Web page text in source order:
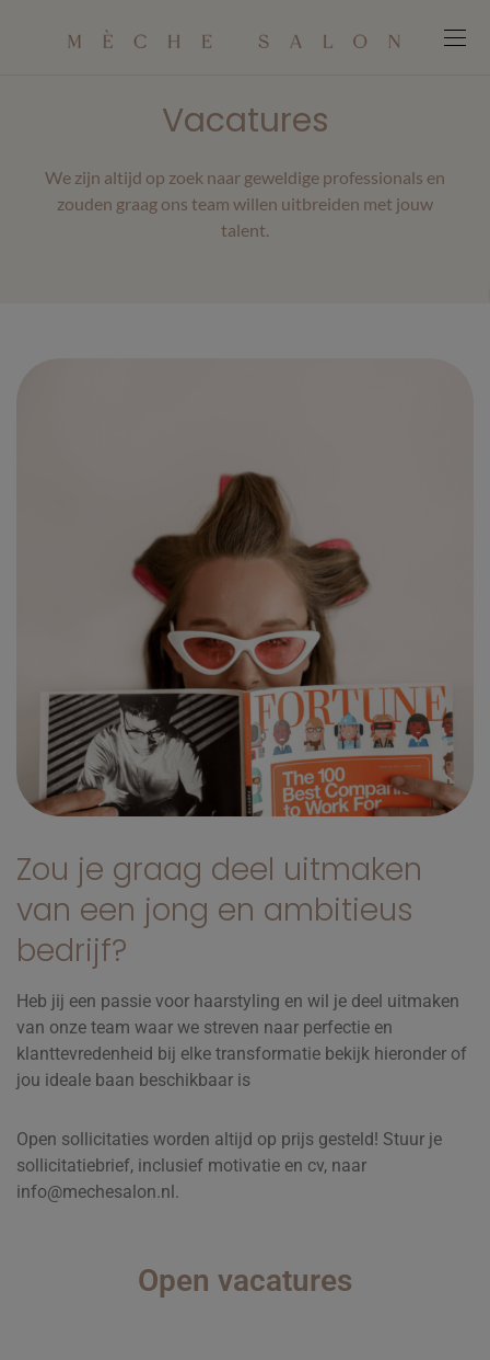
Vacatures
We zijn altijd op zoek naar geweldige professionals en
zouden graag ons team willen uitbreiden met jouw
talent.
Zou je graag deel uitmaken
van een jong en ambitieus
bedrijf?
Heb jij een passie voor haarstyling en wil je deel uitmaken
van onze team waar we streven naar perfectie en
klanttevredenheid bij elke transformatie bekijk hieronder of
jou ideale baan beschikbaar is
Open sollicitaties worden altijd op prijs gesteld! Stuur je
sollicitatiebrief, inclusief motivatie en cv, naar
info@mechesalon.nl.
Open vacatures